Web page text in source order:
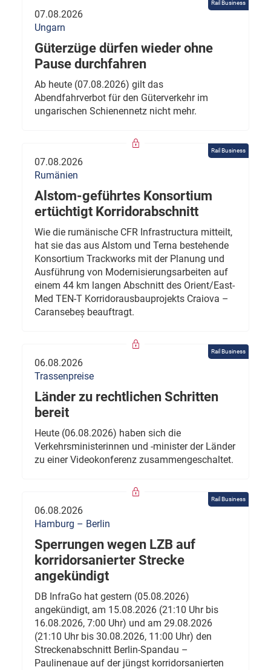
Rail Business
07.08.2026
Ungarn
Güterzüge dürfen wieder ohne
Pause durchfahren
Ab heute (07.08.2026) gilt das
Abendfahrverbot für den Güterverkehr im
ungarischen Schienennetz nicht mehr.
Rail Business
07.08.2026
Rumänien
Alstom-geführtes Konsortium
ertüchtigt Korridorabschnitt
Wie die rumänische CFR Infrastructura mitteilt,
hat sie das aus Alstom und Terna bestehende
Konsortium Trackworks mit der Planung und
Ausführung von Modernisierungsarbeiten auf
einem 44 km langen Abschnitt des Orient/East-
Med TEN-T Korridorausbauprojekts Craiova –
Caransebeș beauftragt.
Rail Business
06.08.2026
Trassenpreise
Länder zu rechtlichen Schritten
bereit
Heute (06.08.2026) haben sich die
Verkehrsministerinnen und -minister der Länder
zu einer Videokonferenz zusammengeschaltet.
Rail Business
06.08.2026
Hamburg – Berlin
Sperrungen wegen LZB auf
korridorsanierter Strecke
angekündigt
DB InfraGo hat gestern (05.08.2026)
angekündigt, am 15.08.2026 (21:10 Uhr bis
16.08.2026, 7:00 Uhr) und am 29.08.2026
(21:10 Uhr bis 30.08.2026, 11:00 Uhr) den
Streckenabschnitt Berlin-Spandau –
Paulinenaue auf der jüngst korridorsanierten